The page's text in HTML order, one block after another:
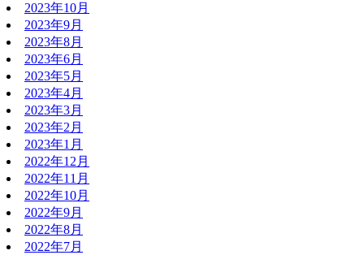
2023年10月
2023年9月
2023年8月
2023年6月
2023年5月
2023年4月
2023年3月
2023年2月
2023年1月
2022年12月
2022年11月
2022年10月
2022年9月
2022年8月
2022年7月